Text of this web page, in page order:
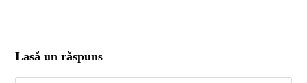
Lasă un răspuns